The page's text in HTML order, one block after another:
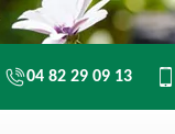
04 82 29 09 13